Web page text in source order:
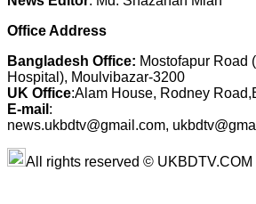
Office Address
Bangladesh Office: Mostofapur Road
Hospital), Moulvibazar-3200
UK Office:Alam House, Rodney
E-mail :
news.ukbdtv@gmail.com,
All rights reserved © UKBDTV.COM